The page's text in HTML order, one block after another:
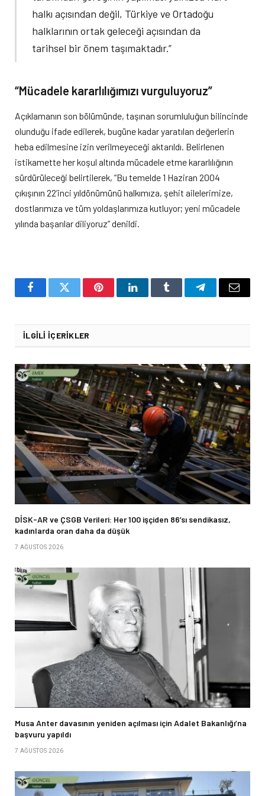
halkı açısından değil, Türkiye ve Ortadoğu
halklarının ortak geleceği açısından da
tarihsel bir önem taşımaktadır.”
“Mücadele kararlılığımızı vurguluyoruz”
Açıklamanın son bölümünde, taşınan sorumluluğun bilincinde
olunduğu ifade edilerek, bugüne kadar yaratılan değerlerin
heba edilmesine izin verilmeyeceği aktarıldı. Belirlenen
istikamette her koşul altında mücadele etme kararlılığının
sürdürüleceği belirtilerek, “Bu temelde 1 Haziran 2004
çıkışının 22’inci yıldönümünü halkımıza, şehit ailelerimize,
dostlarımıza ve tüm yoldaşlarımıza kutluyor; yeni mücadele
yılında başarılar diliyoruz” denildi.
FacebookTwitter PinterestLinkedInTumblr TelegramEmail
İLGILI İÇERIKLER
DİSK-AR ve ÇSGB Verileri: Her 100 işçiden 86’sı sendikasız,
kadınlarda oran daha da düşük
7 AĞUSTOS 2026
Musa Anter davasının yeniden açılması için Adalet Bakanlığı’na
başvuru yapıldı
7 AĞUSTOS 2026